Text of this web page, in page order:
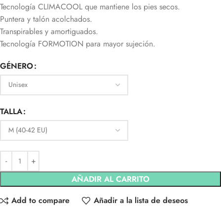
Tecnología CLIMACOOL que mantiene los pies secos.
Puntera y talón acolchados.
Transpirables y amortiguados.
Tecnología FORMOTION para mayor sujeción.
GÉNERO
TALLA
AÑADIR AL CARRITO
Add to compare
Añadir a la lista de deseos